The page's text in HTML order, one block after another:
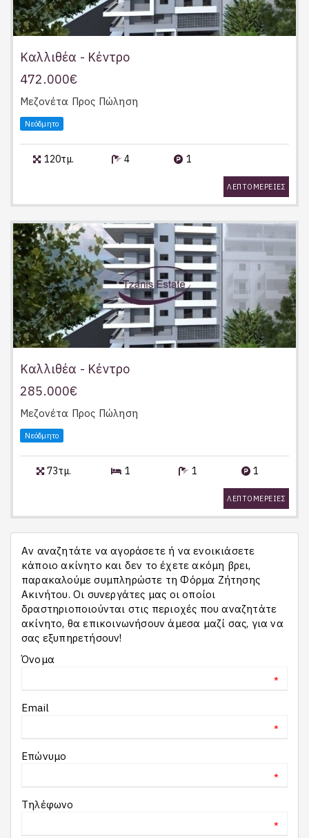
Καλλιθέα - Κέντρο
472.000€
Μεζονέτα Προς Πώληση
Νεόδμητο
120τμ. 4 1
ΛΕΠΤΟΜΕΡΕΙΕΣ
Καλλιθέα - Κέντρο
285.000€
Μεζονέτα Προς Πώληση
Νεόδμητο
73τμ. 1 1 1
ΛΕΠΤΟΜΕΡΕΙΕΣ
Αν αναζητάτε να αγοράσετε ή να ενοικιάσετε
κάποιο ακίνητο και δεν το έχετε ακόμη βρει,
παρακαλούμε συμπληρώστε τη Φόρμα Ζήτησης
Ακινήτου. Οι συνεργάτες μας οι οποίοι
δραστηριοποιούνται στις περιοχές που αναζητάτε
ακίνητο, θα επικοινωνήσουν άμεσα μαζί σας, για να
σας εξυπηρετήσουν!
Όνομα
*
Email
*
Επώνυμο
*
Τηλέφωνο
*